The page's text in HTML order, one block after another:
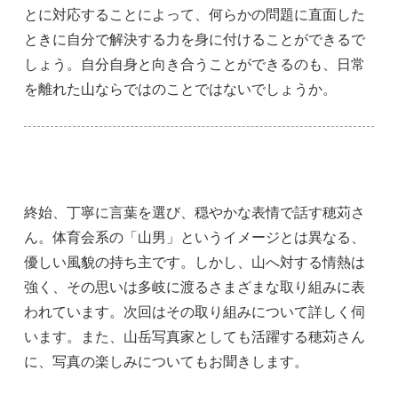
とに対応することによって、何らかの問題に直面した
ときに自分で解決する力を身に付けることができるで
しょう。自分自身と向き合うことができるのも、日常
を離れた山ならではのことではないでしょうか。
終始、丁寧に言葉を選び、穏やかな表情で話す穂苅さ
ん。体育会系の「山男」というイメージとは異なる、
優しい風貌の持ち主です。しかし、山へ対する情熱は
強く、その思いは多岐に渡るさまざまな取り組みに表
われています。次回はその取り組みについて詳しく伺
います。また、山岳写真家としても活躍する穂苅さん
に、写真の楽しみについてもお聞きします。